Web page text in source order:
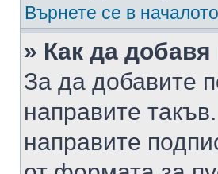
Върнете се в началото
» Как да
За да добавите
направите
направите